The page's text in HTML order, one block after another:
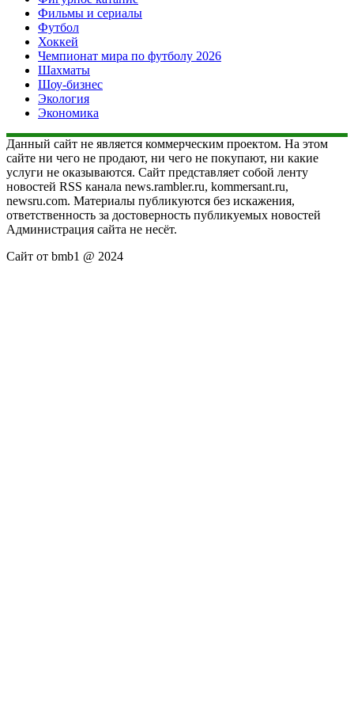
Фильмы и сериалы
Футбол
Хоккей
Чемпионат мира по футболу 2026
Шахматы
Шоу-бизнес
Экология
Экономика
Данный сайт не является коммерческим проектом. На этом
сайте ни чего не продают, ни чего не покупают, ни какие
услуги не оказываются. Сайт представляет собой ленту
новостей RSS канала news.rambler.ru, kommersant.ru,
newsru.com. Материалы публикуются без искажения,
ответственность за достоверность публикуемых новостей
Администрация сайта не несёт.
Сайт от bmb1 @ 2024